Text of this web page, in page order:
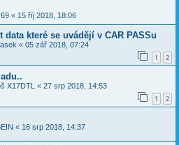
« 15 říj 2018, 18:06
které se uvádějí v CAR PASSu
« 05 zář 2018, 07:24
1 2
X17DTL « 27 srp 2018, 14:53
1 2
« 16 srp 2018, 14:37